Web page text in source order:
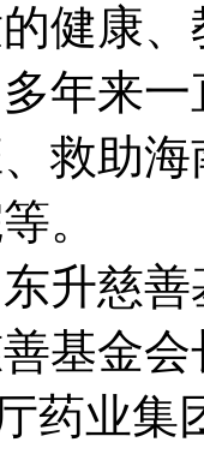
康
多年来
、救助
。
升慈善
基金会
业集